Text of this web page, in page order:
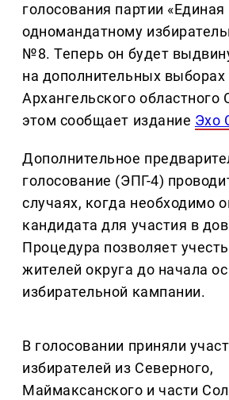
голосования партии «Единая
одномандатному
№8. Теперь он будет
на дополнительных выборах
Архангельского областного
этом сообщает издание Эхо
Дополнительное
голосование (ЭПГ-4)
случаях, когда необходимо
кандидата для участия в
Процедура позволяет
жителей округа до начала
избирательной кампании.
В голосовании приняли
избирателей из Северного,
Маймаксанского и части